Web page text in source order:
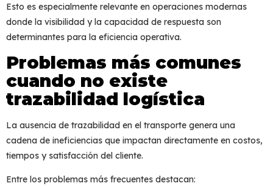
Esto es especialmente relevante en operaciones modernas
donde la visibilidad y la capacidad de respuesta son
determinantes para la eficiencia operativa.
Problemas más comunes
cuando no existe
trazabilidad logística
La ausencia de trazabilidad en el transporte genera una
cadena de ineficiencias que impactan directamente en costos,
tiempos y satisfacción del cliente.
Entre los problemas más frecuentes destacan: